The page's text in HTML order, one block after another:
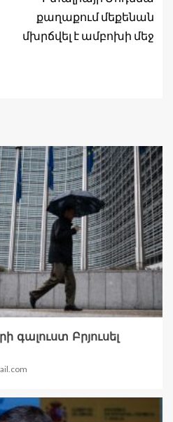
քաղաքում մեքենան
մխրճվել է ամբոխի մեջ
գալուստ Բրյուսել